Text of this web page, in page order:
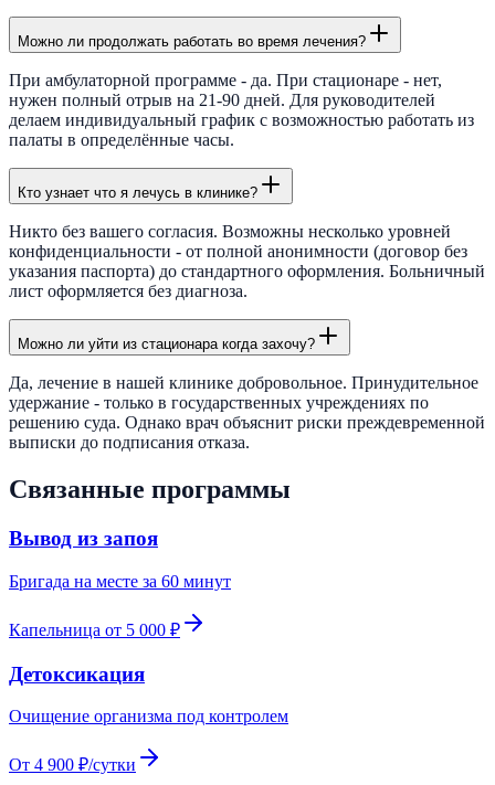
Можно ли продолжать работать во время лечения?
При амбулаторной программе - да. При стационаре - нет,
нужен полный отрыв на 21-90 дней. Для руководителей
делаем индивидуальный график с возможностью работать из
палаты в определённые часы.
Кто узнает что я лечусь в клинике?
Никто без вашего согласия. Возможны несколько уровней
конфиденциальности - от полной анонимности (договор без
указания паспорта) до стандартного оформления. Больничный
лист оформляется без диагноза.
Можно ли уйти из стационара когда захочу?
Да, лечение в нашей клинике добровольное. Принудительное
удержание - только в государственных учреждениях по
решению суда. Однако врач объяснит риски преждевременной
выписки до подписания отказа.
Связанные программы
Вывод из запоя
Бригада на месте за 60 минут
Капельница от 5 000 ₽
Детоксикация
Очищение организма под контролем
От 4 900 ₽/сутки